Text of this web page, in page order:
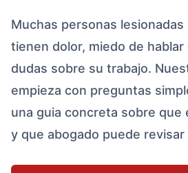
Muchas personas
tienen dolor, miedo de
dudas sobre su trabajo.
empieza con preguntas
una guia concreta sobre que
y que abogado puede revisar